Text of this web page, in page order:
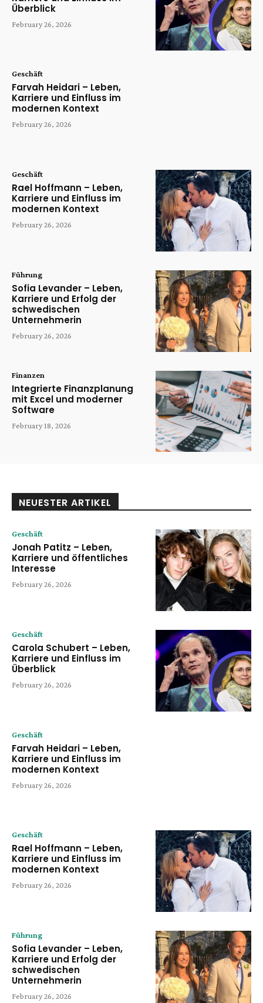
Überblick
February 26, 2026
Geschäft
Farvah Heidari – Leben,
Karriere und Einfluss im
modernen Kontext
February 26, 2026
Geschäft
Rael Hoffmann – Leben,
Karriere und Einfluss im
modernen Kontext
February 26, 2026
Führung
Sofia Levander – Leben,
Karriere und Erfolg der
schwedischen
Unternehmerin
February 26, 2026
Finanzen
Integrierte Finanzplanung
mit Excel und moderner
Software
February 18, 2026
NEUESTER ARTIKEL
Geschäft
Jonah Patitz – Leben,
Karriere und öffentliches
Interesse
February 26, 2026
Geschäft
Carola Schubert – Leben,
Karriere und Einfluss im
Überblick
February 26, 2026
Geschäft
Farvah Heidari – Leben,
Karriere und Einfluss im
modernen Kontext
February 26, 2026
Geschäft
Rael Hoffmann – Leben,
Karriere und Einfluss im
modernen Kontext
February 26, 2026
Führung
Sofia Levander – Leben,
Karriere und Erfolg der
schwedischen
Unternehmerin
February 26, 2026